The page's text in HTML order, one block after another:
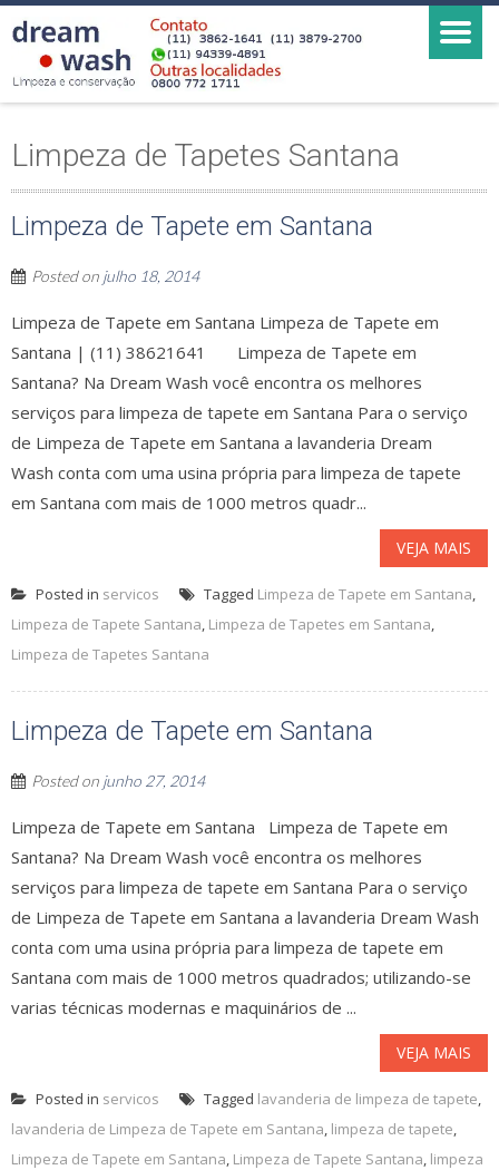
Limpeza de Tapetes Santana
Limpeza de Tapete em Santana
Posted on julho 18, 2014
Limpeza de Tapete em Santana Limpeza de Tapete em
Santana | (11) 38621641 Limpeza de Tapete em
Santana? Na Dream Wash você encontra os melhores
serviços para limpeza de tapete em Santana Para o serviço
de Limpeza de Tapete em Santana a lavanderia Dream
Wash conta com uma usina própria para limpeza de tapete
em Santana com mais de 1000 metros quadr...
VEJA MAIS
Posted in servicos Tagged Limpeza de Tapete em Santana,
Limpeza de Tapete Santana, Limpeza de Tapetes em Santana,
Limpeza de Tapetes Santana
Limpeza de Tapete em Santana
Posted on junho 27, 2014
Limpeza de Tapete em Santana Limpeza de Tapete em
Santana? Na Dream Wash você encontra os melhores
serviços para limpeza de tapete em Santana Para o serviço
de Limpeza de Tapete em Santana a lavanderia Dream Wash
conta com uma usina própria para limpeza de tapete em
Santana com mais de 1000 metros quadrados; utilizando-se
varias técnicas modernas e maquinários de ...
VEJA MAIS
Posted in servicos Tagged lavanderia de limpeza de tapete,
lavanderia de Limpeza de Tapete em Santana, limpeza de tapete,
Limpeza de Tapete em Santana, Limpeza de Tapete Santana, limpeza